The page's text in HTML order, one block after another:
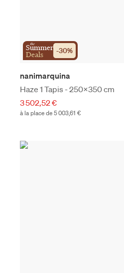
the
Summer
Deals -30%
nanimarquina
Haze 1 Tapis - 250x350 cm
3 502,52 €
à la place de 5 003,61 €